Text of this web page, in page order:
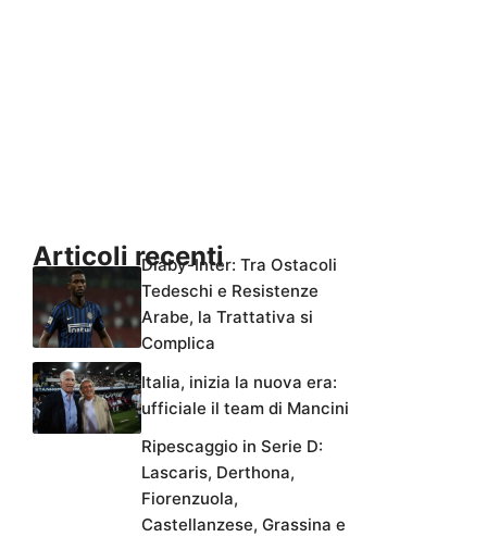
Articoli recentiDiaby-Inter: Tra Ostacoli
Tedeschi e Resistenze
Arabe, la Trattativa si
Complica
Italia, inizia la nuova era:
ufficiale il team di Mancini
Ripescaggio in Serie D:
Lascaris, Derthona,
Fiorenzuola,
Castellanzese, Grassina e